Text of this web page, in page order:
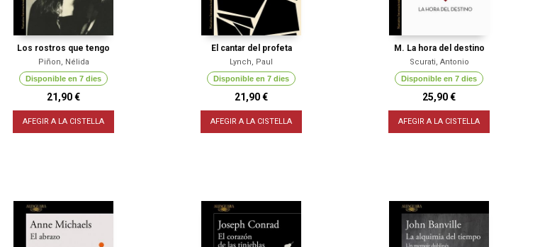
Los rostros que tengo
Piñon, Nélida
Disponible en 7 dies
21,90 €
AFEGIR A LA CISTELLA
El cantar del profeta
Lynch, Paul
Disponible en 7 dies
21,90 €
AFEGIR A LA CISTELLA
M. La hora del destino
Scurati, Antonio
Disponible en 7 dies
25,90 €
AFEGIR A LA CISTELLA